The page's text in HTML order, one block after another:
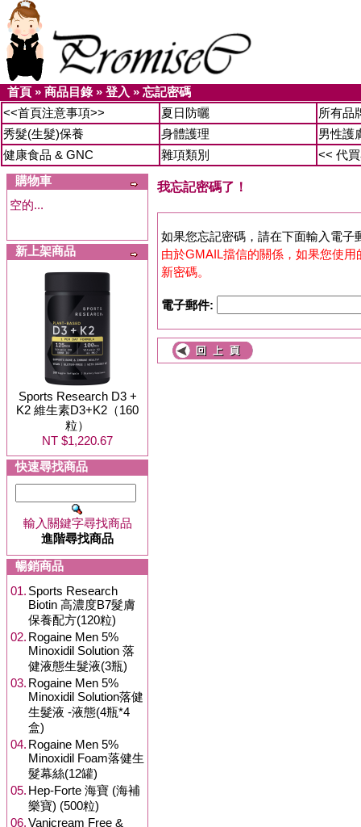
首頁 » 商品目錄» 登入 » 忘記密碼
<<首頁注意事項>>
夏日防曬
所有品
秀髮(生髮)保養
身體護理
男性護
健康食品 & GNC
雜項類別
<< 代
購物車
空的...
新上架商品
Sports Research D3 +
K2 維生素D3+K2（160
粒）
NT $1,220.67
快速尋找商品
輸入關鍵字尋找商品
進階尋找商品
暢銷商品
01. Sports Research
Biotin 高濃度B7髮膚
保養配方(120粒)
02. Rogaine Men 5%
Minoxidil Solution 落
健液態生髮液(3瓶)
03. Rogaine Men 5%
Minoxidil Solution落健
生髮液 -液態(4瓶*4
盒)
04. Rogaine Men 5%
Minoxidil Foam落健生
髮幕絲(12罐)
05. Hep-Forte 海寶 (海補
樂寶) (500粒)
06.Vanicream Free &
我忘記密碼了！
如果您忘記密碼，請在下面輸入電子
由於GMAIL擋信的關係，如果您使
新密碼。
電子郵件: